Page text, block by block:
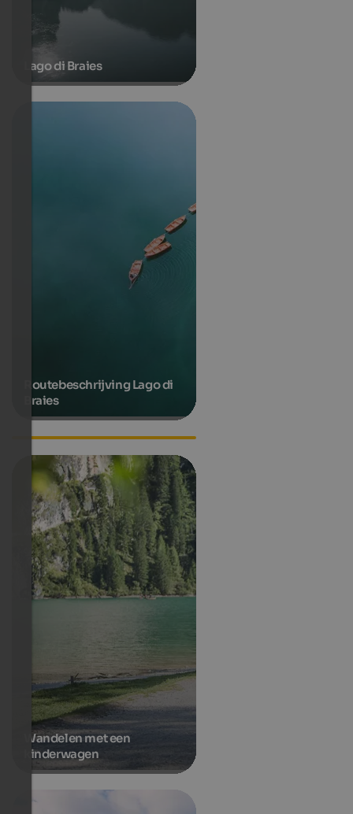
Lago di Braies
Routebeschrijving Lago di
Braies
De bergpolitie: heel dicht bij
de hemel
Wandelen met een
kinderwagen